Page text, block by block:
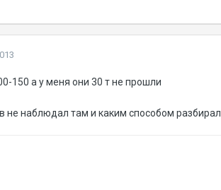
150 а у меня они 30 т не прошли
не наблюдал там и каким способом разбирал